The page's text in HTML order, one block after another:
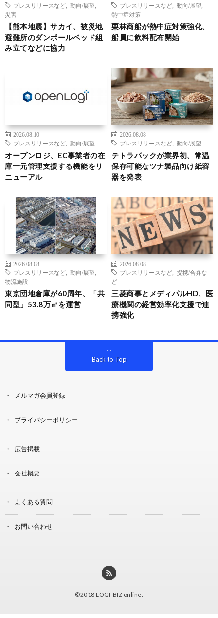
プレスリリースなど
動向/展望
災害
【熊本地震】サカイ、被災地
避難所のダンボールベッド組
み立てなどに協力
プレスリリースなど
動向/展望
熱中症対策
栗林商船が熱中症対策強化、
船員に飲料配布開始
2026.08.10
プレスリリースなど
動向/展望
オープンロジ、EC事業者の在
庫一元管理支援する機能をリ
ニューアル
2026.08.08
プレスリリースなど
動向/展望
テトラパックが業界初、常温
保存可能なツナ製品向け紙容
器を発表
2026.08.08
プレスリリースなど
動向/展望
物流施設
東京団地倉庫が60周年、「共
同型」53.8万㎡を運営
2026.08.08
プレスリリースなど
提携/合弁な
ど
三菱商事とメディパルHD、医
療機関の経営効率化支援で連
携強化
Back to Top
メルマガ会員登録
プライバシーポリシー
広告掲載
会社概要
よくある質問
お問い合わせ
©2018 LOGI-BIZ online